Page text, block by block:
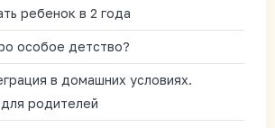
ребенок в 2 года
особое детство?
в домашних условиях.
родителей